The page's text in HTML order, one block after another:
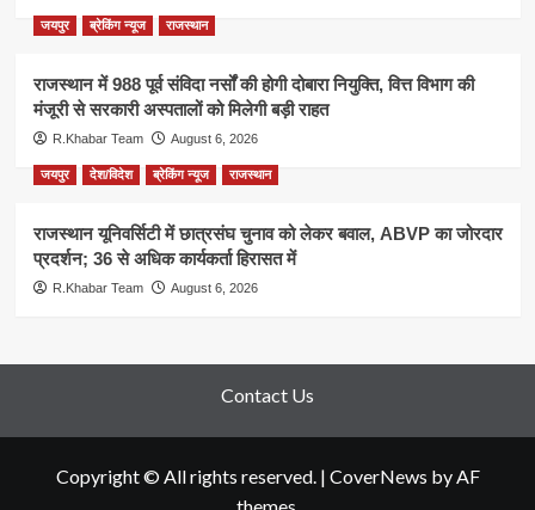
जयपुर ब्रेकिंग न्यूज राजस्थान
राजस्थान में 988 पूर्व संविदा नर्सों की होगी दोबारा नियुक्ति, वित्त विभाग की
मंजूरी से सरकारी अस्पतालों को मिलेगी बड़ी राहत
R.Khabar Team August 6, 2026
जयपुर देश/विदेश ब्रेकिंग न्यूज राजस्थान
राजस्थान यूनिवर्सिटी में छात्रसंघ चुनाव को लेकर बवाल, ABVP का जोरदार
प्रदर्शन; 36 से अधिक कार्यकर्ता हिरासत में
R.Khabar Team August 6, 2026
Contact Us
Copyright © All rights reserved. | CoverNews by AF